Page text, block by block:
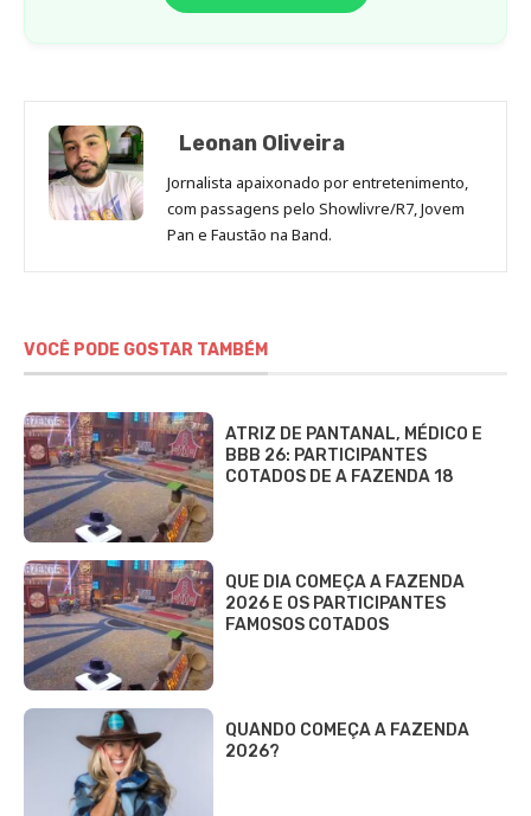
Leonan Oliveira
Jornalista apaixonado por entretenimento,
com passagens pelo Showlivre/R7, Jovem
Pan e Faustão na Band.
VOCÊ PODE GOSTAR TAMBÉM
ATRIZ DE PANTANAL, MÉDICO E
BBB 26: PARTICIPANTES
COTADOS DE A FAZENDA 18
QUE DIA COMEÇA A FAZENDA
2026 E OS PARTICIPANTES
FAMOSOS COTADOS
QUANDO COMEÇA A FAZENDA
2026?